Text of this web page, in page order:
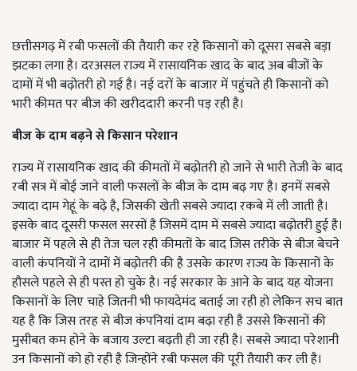
छत्तीसगढ़ में रबी फसलों की तैयारी कर रहे किसानों को दूसरा सबसे बड़ा
झटका लगा है। दरअसल राज्य में रासायनिक खाद के बाद अब बीजों के
दामों में भी बढ़ोतरी हो गई है। नई दरों के बाजार में पहुंचते ही किसानों को
भारी कीमत पर बीज की खरीददारी करनी पड़ रही है।
बीज के दाम बढ़ने से किसान परेशान
राज्य में रासायनिक खाद की कीमतों में बढ़ोतरी हो जाने से भारी तेजी के बाद
रबी सत्र में बोई जाने वाली फसलों के बीज के दाम बढ़ गए है। इनमें सबसे
ज्यादा दाम गेहूं के बढ़े है, जिसकी खेती सबसे ज्यादा रकबे में ली जाती है।
इसके बाद दूसरी फसल सरसों है जिसमें दाम में सबसे ज्यादा बढ़ोतरी हुई है।
बाजार में पहले से ही तेज चल रही कीमतों के बाद जिस तरीके से बीज बेचने
वाली कंपनियों ने दामों में बढ़ोतरी की है उसके कारण राज्य के किसानों के
हौसले पहले से ही पस्त हो चुके है। नई सरकार के आने के बाद यह योजना
किसानों के लिए चाहे जितनी भी फायदेमंद बताई जा रही हो लेकिन सच बात
यह है कि जिस तरह से बीज कंपनियां दाम बढ़ा रही है उससे किसानों की
मुसीबत कम होने के बजाय उल्टा बढ़ती ही जा रही है। सबसे ज्यादा परेशानी
उन किसानों को हो रही है जिन्होंने रबी फसल की पूरी तैयारी कर ली है।